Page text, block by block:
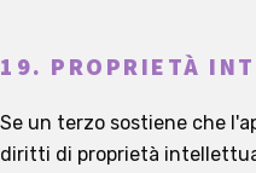
19. PROPRIETÀ
Se un terzo sostiene che
diritti di proprietà